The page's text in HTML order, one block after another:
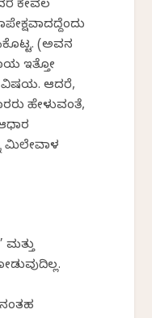
ಕೇವಲ
(ಅವನ
ಇತ್ತೋ
ವಿಷಯ. ಆದರೆ,
ಹೇಳುವಂತೆ,
ಮಿಲೇವಾಳ
ಮತ್ತು